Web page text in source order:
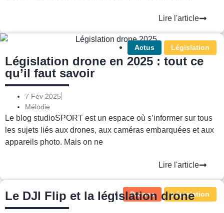
Lire l'article
Actus Législation
Législation drone en 2025 : tout ce
qu’il faut savoir
7 Fév 2025
Mélodie
Le blog studioSPORT est un espace où s’informer sur tous
les sujets liés aux drones, aux caméras embarquées et aux
appareils photo. Mais on ne
Lire l'article
Drones Législation
Le DJI Flip et la législation drone